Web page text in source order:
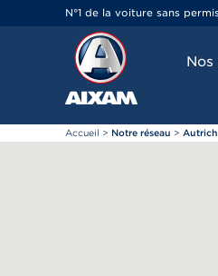
N°1 de la voiture sans permis
Nos
Accueil > Notre réseau >
Panneau de gestion des